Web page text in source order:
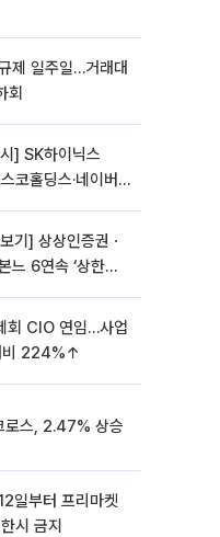
제 일주일…거래대
회
] SK하이닉스
코홀딩스·네이버·
기] 상상인증권ㆍ
느 6연속 ‘상한
회 CIO 연임…사업
비 224%↑
로스, 2.47% 상승
일부터 프리마켓
시 금지